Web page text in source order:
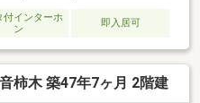
付インターホ
ン
即入居可
柿木 築47年7ヶ月 2階建